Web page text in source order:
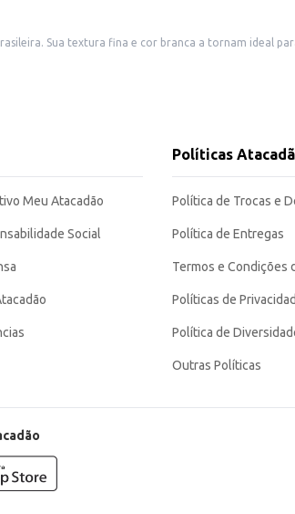
Sua textura fina e cor branca a tornam ideal
comerciais.
Ideal para quem busca um produto de qualidade
Meu Atacadão
Social
Políticas
Política de Trocas e
Política de Entregas
Termos e Condições
Políticas de
Política de
Outras Políticas